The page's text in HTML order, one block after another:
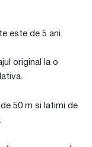
este de 5 ani.
original la o
50 m si latimi de